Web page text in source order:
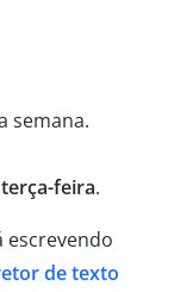
semana.
terça-feira.
escrevendo
de texto